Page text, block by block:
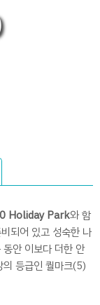
Holiday Park와 함
되어 있고 성숙한 나
안 이보다 더한 안
의 등급인 퀄마크(5)